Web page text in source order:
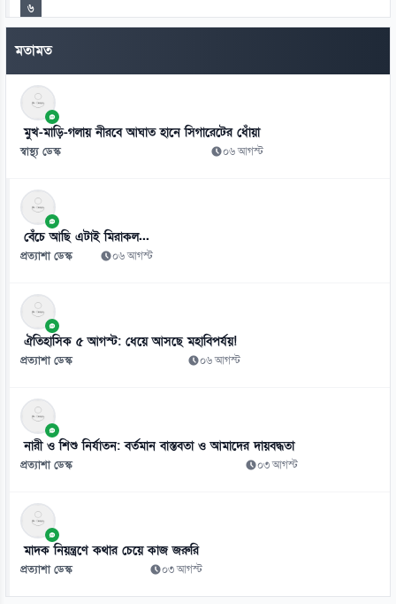
৬
মিস ওয়ার্ল্ডের মঞ্চে বাংলাদেশের প্রতিনিধি সামানজার
০৭ আগস্ট
৭
আদালতের রায় উপেক্ষা করে ট্রাম্পের নতুন নাগরিকত্ব আদেশ
০৭ আগস্ট
থাইল্যান্ডের স্কুলে কিশোরের এলোপাতাড়ি গুলি, নিহত অন্তত ৭
০৭ আগস্ট
মতামত
মুখ-মাড়ি-গলায় নীরবে আঘাত হানে সিগারেটের ধোঁয়া
স্বাস্থ্য ডেস্ক ০৬ আগস্ট
বেঁচে আছি এটাই মিরাকল...
প্রত্যাশা ডেস্ক ০৬ আগস্ট
ঐতিহাসিক ৫ আগস্ট: ধেয়ে আসছে মহাবিপর্যয়!
প্রত্যাশা ডেস্ক ০৬ আগস্ট
নারী ও শিশু নির্যাতন: বর্তমান বাস্তবতা ও আমাদের দায়বদ্ধতা
প্রত্যাশা ডেস্ক ০৩ আগস্ট
মাদক নিয়ন্ত্রণে কথার চেয়ে কাজ জরুরি
প্রত্যাশা ডেস্ক ০৩ আগস্ট